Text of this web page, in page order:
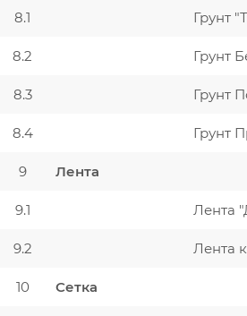
8.1 Грунт
8.2 Грунт
8.3 Грунт
8.4 Грунт
9 Лента
9.1 Лента
9.2 Лента
10 Сетка